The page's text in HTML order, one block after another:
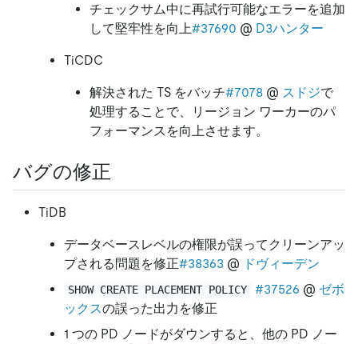
チェックサム中に再試行可能なエラーを追加
して堅牢性を向上#37690 @ D3ハンター
TiCDC
解決された TS をバッチ#7078 @ スドジで
処理することで、リージョン ワーカーのパ
フォーマンスを向上させます。
バグの修正
TiDB
データベースレベルの権限が誤ってクリーンアッ
プされる問題を修正#38363 @ ドヴィーデン
SHOW CREATE PLACEMENT POLICY #37526 @ ゼボ
ックスの誤った出力を修正
1 つの PD ノードがダウンすると、他の PD ノー